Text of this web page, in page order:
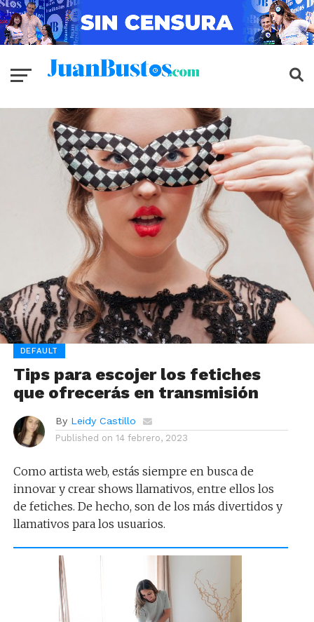
DEFAULT
Tips para escojer los fetiches
que ofrecerás en transmisión
By Leidy Castillo
Published on 14 febrero, 2023
Como artista web, estás siempre en busca de
innovar y crear shows llamativos, entre ellos los
de fetiches. De hecho, son de los más divertidos y
llamativos para los usuarios.